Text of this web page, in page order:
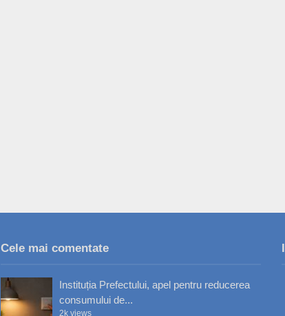
Cele mai comentate
Instituția Prefectului, apel pentru reducerea
consumului de...
2k views